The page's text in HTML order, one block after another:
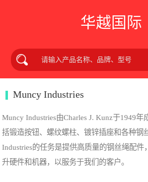
华越国际
Muncy Industries
Muncy Industries由Charles J. Kunz于1949
括锻造按钮、螺纹螺柱、镀锌插座和各种钢
Industries的任务是提供高质量的钢丝绳配件
升硬件和机器，以服务于我们的客户。